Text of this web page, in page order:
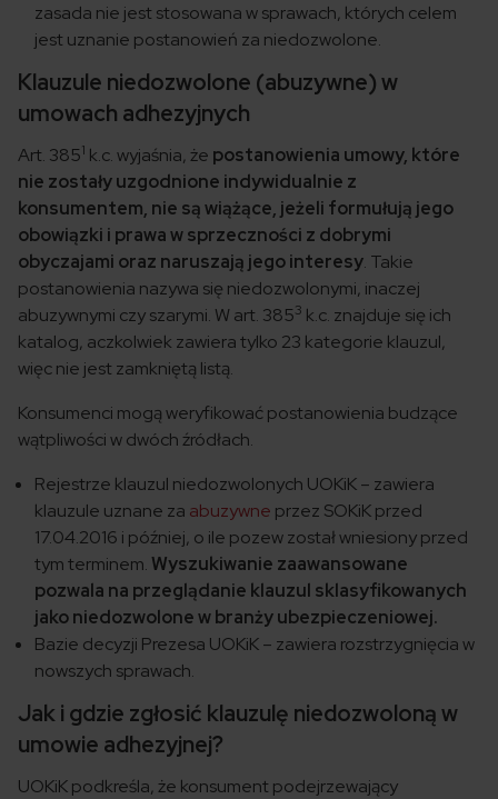
zasada nie jest stosowana w sprawach, których celem
jest uznanie postanowień za niedozwolone.
Klauzule niedozwolone (abuzywne) w
umowach adhezyjnych
Art. 3851 k.c. wyjaśnia, że postanowienia umowy, które
nie zostały uzgodnione indywidualnie z
konsumentem, nie są wiążące, jeżeli formułują jego
obowiązki i prawa w sprzeczności z dobrymi
obyczajami oraz naruszają jego interesy. Takie
postanowienia nazywa się niedozwolonymi, inaczej
abuzywnymi czy szarymi. W art. 3853 k.c. znajduje się ich
katalog, aczkolwiek zawiera tylko 23 kategorie klauzul,
więc nie jest zamkniętą listą.
Konsumenci mogą weryfikować postanowienia budzące
wątpliwości w dwóch źródłach.
Rejestrze klauzul niedozwolonych UOKiK – zawiera
klauzule uznane za abuzywne przez SOKiK przed
17.04.2016 i później, o ile pozew został wniesiony przed
tym terminem. Wyszukiwanie zaawansowane
pozwala na przeglądanie klauzul sklasyfikowanych
jako niedozwolone w branży ubezpieczeniowej.
Bazie decyzji Prezesa UOKiK – zawiera rozstrzygnięcia w
nowszych sprawach.
Jak i gdzie zgłosić klauzulę niedozwoloną w
umowie adhezyjnej?
UOKiK podkreśla, że konsument podejrzewający